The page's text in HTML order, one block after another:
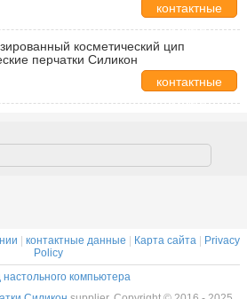
контактные
данные
косметический цип
перчатки Силикон
контактные
данные
контактные данные Карта сайта
Privacy
Policy
настольного компьютера